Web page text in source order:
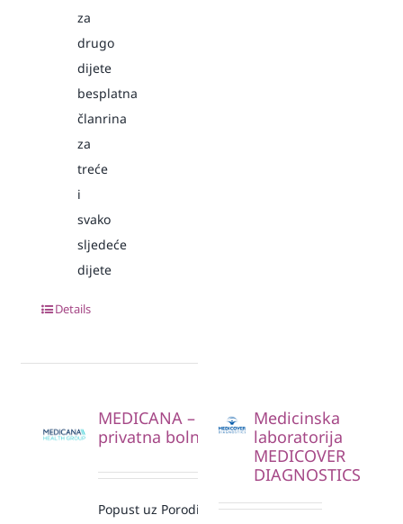
za
drugo
dijete
besplatna
članrina
za
treće
i
svako
sljedeće
dijete
Details
MEDICANA –
privatna bolnica
Popust uz Porodičnu 3
Medicinska
laboratorija
MEDICOVER
DIAGNOSTICS